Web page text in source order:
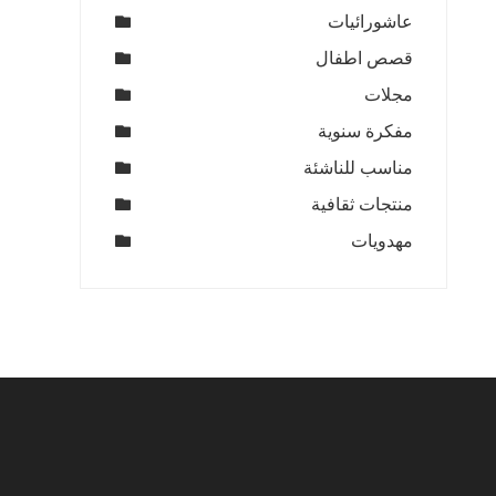
عاشورائيات
قصص اطفال
مجلات
مفكرة سنوية
مناسب للناشئة
منتجات ثقافية
مهدويات